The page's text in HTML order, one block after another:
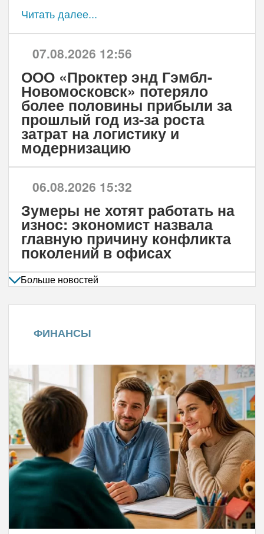
Читать далее...
07.08.2026 12:56
ООО «Проктер энд Гэмбл-
Новомосковск» потеряло
более половины прибыли за
прошлый год из-за роста
затрат на логистику и
модернизацию
06.08.2026 15:32
Зумеры не хотят работать на
износ: экономист назвала
главную причину конфликта
поколений в офисах
Больше новостей
ФИНАНСЫ